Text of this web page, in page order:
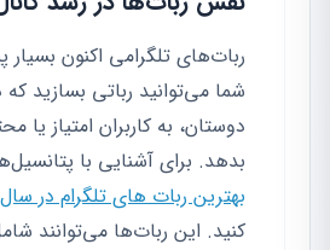
ربات‌های تلگرامی اکنون بسیار
شما می‌توانید رباتی بسازید
دوستان، به کاربران امتیاز یا
بدهد. برای آشنایی با
بهترین ربات های تلگرام در سال
کنید. این ربات‌ها می‌توانند